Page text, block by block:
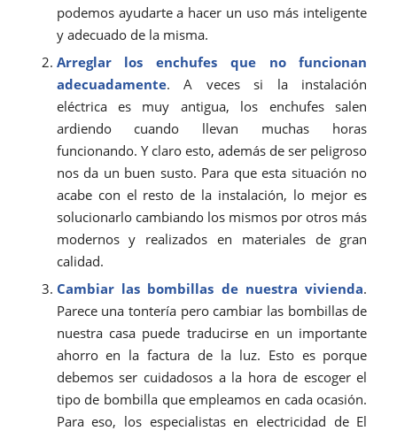
podemos ayudarte a hacer un uso más inteligente
y adecuado de la misma.
Arreglar los enchufes que no funcionan
adecuadamente. A veces si la instalación
eléctrica es muy antigua, los enchufes salen
ardiendo cuando llevan muchas horas
funcionando. Y claro esto, además de ser peligroso
nos da un buen susto. Para que esta situación no
acabe con el resto de la instalación, lo mejor es
solucionarlo cambiando los mismos por otros más
modernos y realizados en materiales de gran
calidad.
Cambiar las bombillas de nuestra vivienda.
Parece una tontería pero cambiar las bombillas de
nuestra casa puede traducirse en un importante
ahorro en la factura de la luz. Esto es porque
debemos ser cuidadosos a la hora de escoger el
tipo de bombilla que empleamos en cada ocasión.
Para eso, los especialistas en electricidad de El